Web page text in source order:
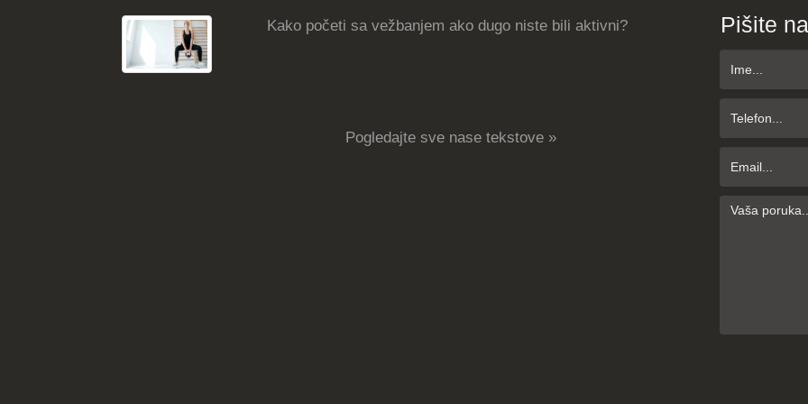
Kako početi sa vežbanjem ako dugo niste bili aktivni?
Pogledajte sve nase tekstove »
Pišite